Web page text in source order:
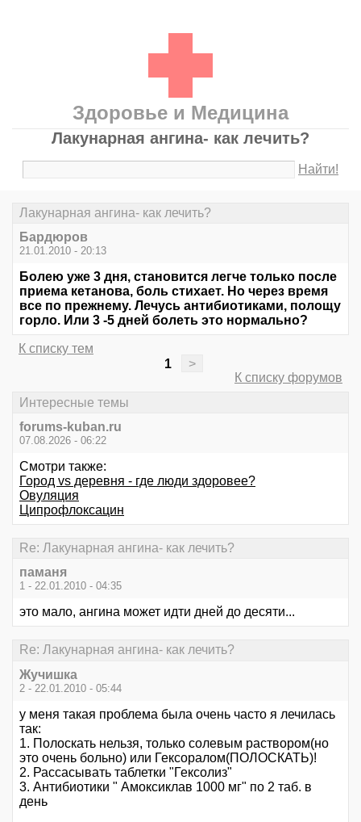
Здоровье и Медицина
Лакунарная ангина- как лечить?
Найти!
Лакунарная ангина- как лечить?
Бардюров
21.01.2010 - 20:13
Болею уже 3 дня, становится легче только после
приема кетанова, боль стихает. Но через время
все по прежнему. Лечусь антибиотиками, полощу
горло. Или 3 -5 дней болеть это нормально?
К списку тем
1
>
К списку форумов
Интересные темы
forums-kuban.ru
07.08.2026 - 06:22
Смотри также:
Город vs деревня - где люди здоровее?
Овуляция
Ципрофлоксацин
Re: Лакунарная ангина- как лечить?
паманя
1 - 22.01.2010 - 04:35
это мало, ангина может идти дней до десяти...
Re: Лакунарная ангина- как лечить?
Жучишка
2 - 22.01.2010 - 05:44
у меня такая проблема была очень часто я лечилась
так:
1. Полоскать нельзя, только солевым раствором(но
это очень больно) или Гексоралом(ПОЛОСКАТЬ)!
2. Рассасывать таблетки "Гексолиз"
3. Антибиотики " Амоксиклав 1000 мг" по 2 таб. в
день